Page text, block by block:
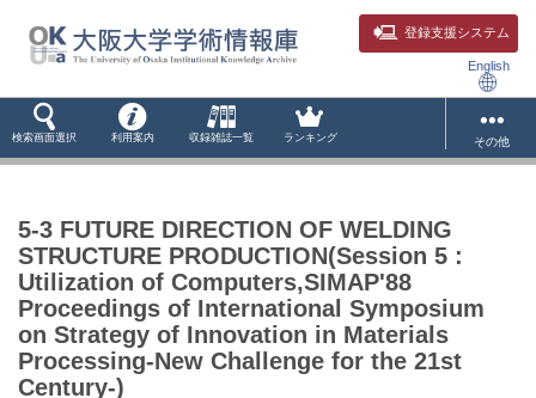
登録支援システム
English
検索画面選択 利用案内 収録雑誌一覧 ランキング その他
5-3 FUTURE DIRECTION OF WELDING
STRUCTURE PRODUCTION(Session 5 :
Utilization of Computers,SIMAP'88
Proceedings of International Symposium
on Strategy of Innovation in Materials
Processing-New Challenge for the 21st
Century-)